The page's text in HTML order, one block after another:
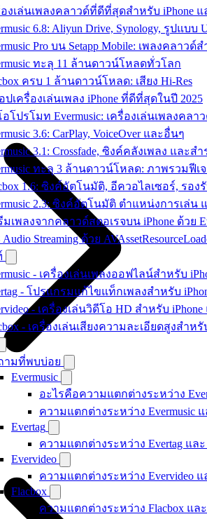
องเล่นเพลงคลาวด์ที่ดีที่สุดสำหรับ iPhone แ
6.8: Aliyun Drive, Synology, รูปแบบ
Pro บน Setapp Mobile: เพลงคลาวด์
ทะลุ 11 ล้านดาวน์โหลดทั่วโลก
ครบ 1 ล้านดาวน์โหลด: เสียง Hi-Res
ปเครื่องเล่นเพลง iPhone ที่ดีที่สุดในปี 2025
โปรโมท Evermusic: เครื่องเล่นเพลงคลา
3.6: CarPlay, VoiceOver และอื่นๆ
3.1: Crossfade, ซิงค์คลังเพลง และส
ทะลุ 3 ล้านดาวน์โหลด: ภาพรวมฟีเ
1.6: ซิงค์อัตโนมัติ, อีควอไลเซอร์, รองรั
2.3: ซิงค์อัตโนมัติ ตำแหน่งการเล่น
มเพลงจากคลาวด์สตอเรจบน iPhone ด้วย
Audio Streaming ด้วย
- เครื่องเล่นเพลงออฟไลน์สำหรับ
- โปรแกรมแก้ไขแท็กเพลงสำหรับ
- เครื่องเล่นวิดีโอ HD สำหรับ iPhone
- เครื่องเล่นเสียงความละเอียดสูงสำหรั
ามที่พบบ่อย
Evermusic
อะไรคือความแตกต่างระหว่าง
ความแตกต่างระหว่าง Evermusic แ
Evertag
ความแตกต่างระหว่าง Evertag และ
Evervideo
ความแตกต่างระหว่าง Evervideo แ
Flacbox
ความแตกต่างระหว่าง Flacbox และ